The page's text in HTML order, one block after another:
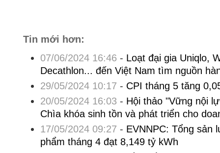
Tin mới hơn:
07/06/2024 16:46 - Loạt đại gia Uniqlo,
Decathlon... đến Việt Nam tìm nguồn
29/05/2024 10:17 - CPI tháng 5 tăng
20/05/2024 16:03 - Hội thảo "Vững nội
Chìa khóa sinh tồn và phát triển cho
17/05/2024 09:27 - EVNNPC: Tổng sản
phẩm tháng 4 đạt 8,149 tỷ kWh